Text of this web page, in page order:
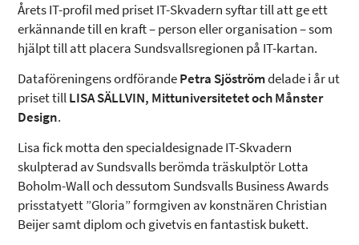
Årets IT-profil med priset IT-Skvadern syftar till att ge ett
erkännande till en kraft – person eller organisation – som
hjälpt till att placera Sundsvallsregionen på IT-kartan.
Dataföreningens ordförandePetra Sjöströmdelade i år ut
priset tillLISA SÄLLVIN, Mittuniversitetet och Månster
Design.
Lisa fick motta den specialdesignade IT-Skvadern
skulpterad av Sundsvalls berömda träskulptör Lotta
Boholm-Wall och dessutom Sundsvalls Business Awards
prisstatyett ”Gloria” formgiven av konstnären Christian
Beijer samt diplom och givetvis en fantastisk bukett.